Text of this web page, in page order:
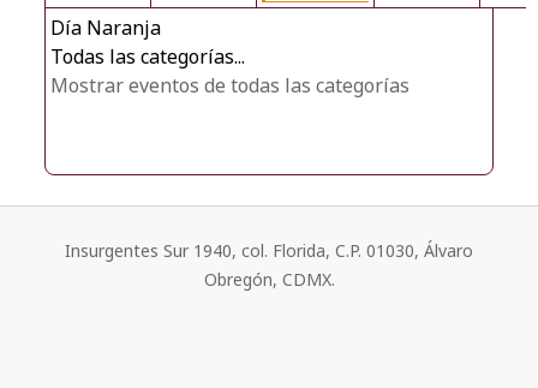
Día Naranja
Todas las categorías...
Mostrar eventos de todas las categorías
Insurgentes Sur 1940, col. Florida, C.P. 01030, Álvaro
Obregón, CDMX.